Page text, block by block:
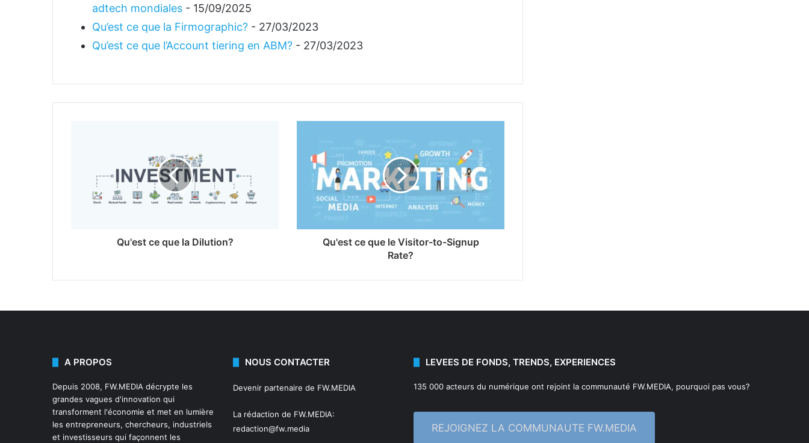
adtech mondiales - 15/09/2025
Qu’est ce que la Firmographic? - 27/03/2023
Qu’est ce que l’Account tiering en ABM? - 27/03/2023
Qu'est ce que la Dilution?
Qu'est ce que le Visitor-to-Signup
Rate?
A PROPOS
Depuis 2008, FW.MEDIA décrypte les
grandes vagues d'innovation qui
transforment l'économie et met en lumière
les entrepreneurs, chercheurs, industriels
et investisseurs qui façonnent les
NOUS CONTACTER
Devenir partenaire de FW.MEDIA
La rédaction de FW.MEDIA:
redaction@fw.media
LEVEES DE FONDS, TRENDS, EXPERIENCES
135 000 acteurs du numérique ont rejoint la communauté FW.MEDIA, pourquoi pas vous?
REJOIGNEZ LA COMMUNAUTE FW.MEDIA